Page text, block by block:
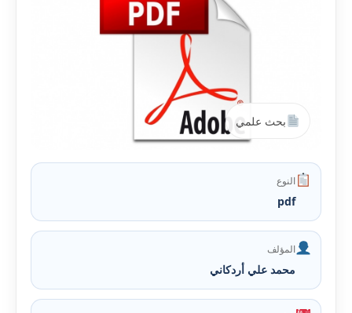
بحث علمي
النوع
pdf
المؤلف
محمد علي أردكاني